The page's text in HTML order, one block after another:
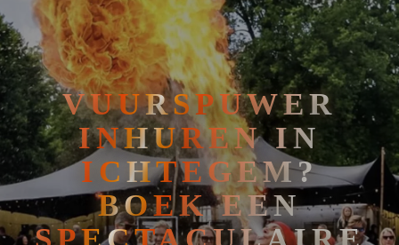
VUURSPUWER
INHUREN IN
ICHTEGEM?
BOEK EEN